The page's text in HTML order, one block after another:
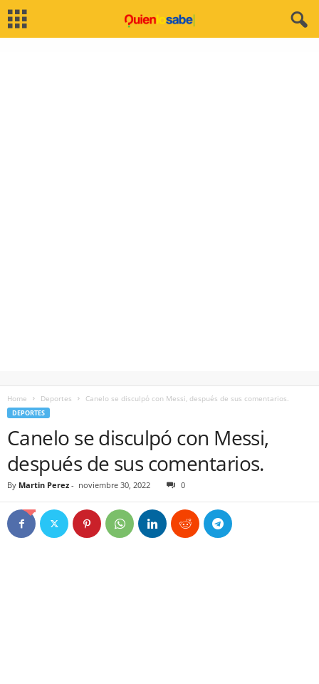
Home Deportes Canelo se disculpó con Messi, después de sus comentarios.
DEPORTES
Canelo se disculpó con Messi,
después de sus comentarios.
By Martin Perez - noviembre 30, 2022 0